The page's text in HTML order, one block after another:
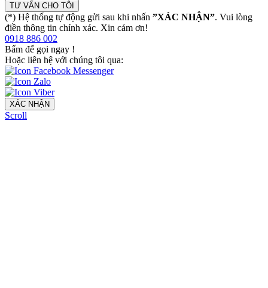
TƯ VẤN CHO TÔI
(*) Hệ thống tự động gửi sau khi nhấn ”XÁC NHẬN”. Vui lòng
điền thông tin chính xác. Xin cảm ơn!
0918 886 002
Bấm để gọi ngay !
Hoặc liên hệ với chúng tôi qua:
XÁC NHẬN
Scroll